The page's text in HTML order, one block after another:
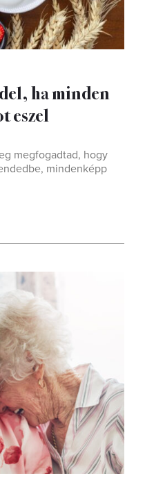
ha minden
eszel
megfogadtad, hogy
mindenképp